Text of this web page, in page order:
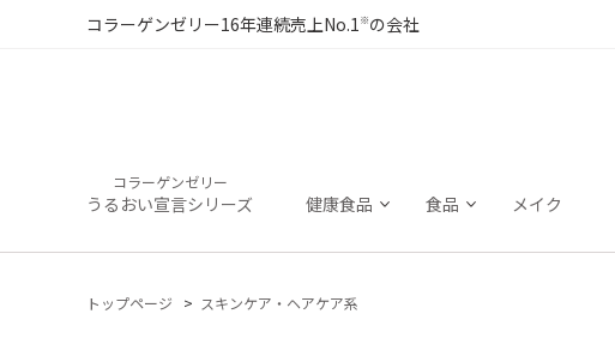
コラーゲンゼリー16年連続売上No.1※の会社
コラーゲンゼリー
うるおい宣言シリーズ 健康食品 食品 メイク
トップページ スキンケア・ヘアケア系